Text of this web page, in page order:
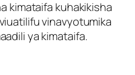
kimataifa kuhakikisha
vinavyotumika
ya kimataifa.